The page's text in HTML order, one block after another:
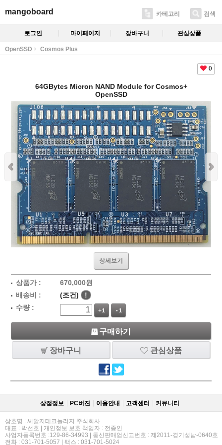
mangoboard 카테고리 검색
로그인 마이페이지 장바구니 관심상품
OpenSSD Cosmos Plus
0
64GBytes Micron NAND Module for Cosmos+
OpenSSD
상세보기
상품가 : 670,000원
배송비 :
(조건)
!
수량 :
+1 -1
구매하기
장바구니 관심상품
상점정보 PC버젼 이용안내 고객센터 커뮤니티
상호명 : 씨알지테크놀러지 주식회사
대표 : 박선호 | 개인정보 보호 책임자 : 전종인
사업자등록번호 :129-86-34993 | 통신판매업신고번호 : 제2011-경기성남-0640호
전화 : 031-701-5057 | 팩스 : 031-701-5024